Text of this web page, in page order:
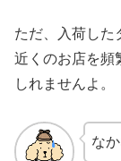
ただ、入荷した
近くのお店を頻
しれませんよ。
な